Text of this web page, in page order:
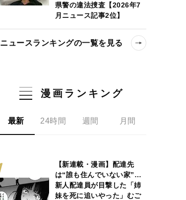
県警の違法捜査【2026年7
月ニュース記事2位】
ニュースランキングの一覧を見る
漫画ランキング
最新 24時間 週間 月間
【新連載・漫画】配達先
は“誰も住んでいない家”…
新人配達員が目撃した「姉
妹を死に追いやった」むご